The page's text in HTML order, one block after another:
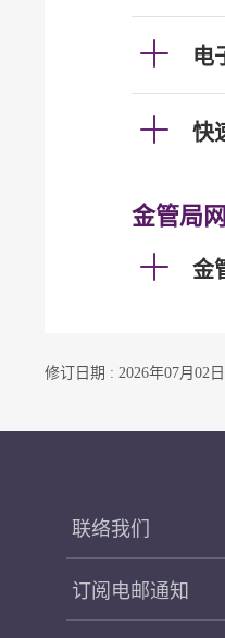
电
快
金管局
金
修订日期 : 2026年07月02日
联络我们
订阅电邮通知